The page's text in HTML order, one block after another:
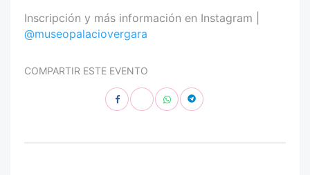
Inscripción y más información en Instagram |
@museopalaciovergara
COMPARTIR ESTE EVENTO